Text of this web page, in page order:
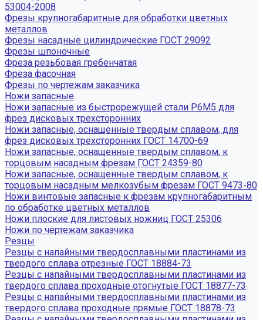
53004-2008
Фрезы крупногабаритные для обработки цветных
металлов
Фрезы насадные цилиндрические ГОСТ 29092
Фрезы шпоночные
Фреза резьбовая гребенчатая
Фреза фасочная
Фрезы по чертежам заказчика
Ножи запасные
Ножи запасные из быстрорежущей стали Р6М5 для
фрез дисковых трехсторонних
Ножи запасные, оснащенные твердым сплавом, для
фрез дисковых трехсторонних ГОСТ 14700-69
Ножи запасные, оснащенные твердым сплавом, к
торцовым насадным фрезам ГОСТ 24359-80
Ножи запасные, оснащенные твердым сплавом, к
торцовым насадным мелкозубым фрезам ГОСТ 9473-80
Ножи винтовые запасные к фрезам крупногабаритным
по обработке цветных металлов
Ножи плоские для листовых ножниц ГОСТ 25306
Ножи по чертежам заказчика
Резцы
Резцы с напайными твердосплавными пластинами из
твердого сплава отрезные ГОСТ 18884-73
Резцы с напайными твердосплавными пластинами из
твердого сплава проходные отогнутые ГОСТ 18877-73
Резцы с напайными твердосплавными пластинами из
твердого сплава проходные прямые ГОСТ 18878-73